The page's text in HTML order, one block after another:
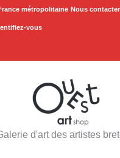
métropolitaine Nous contacter
vous
d'art des artistes